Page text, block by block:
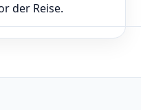
der Reise.